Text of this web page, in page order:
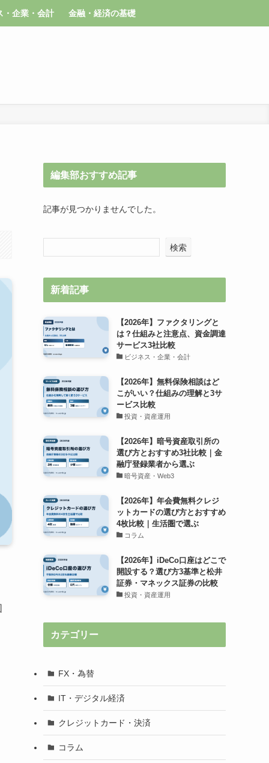
・企業・会計 金融・経済の基礎
編集部おすすめ記事
記事が見つかりませんでした。
検索
新着記事
【2026年】ファクタリングと
は？仕組みと注意点、資金調達
サービス3社比較
ビジネス・企業・会計
【2026年】無料保険相談はど
こがいい？仕組みの理解と3サ
ービス比較
投資・資産運用
【2026年】暗号資産取引所の
選び方とおすすめ3社比較｜金
融庁登録業者から選ぶ
暗号資産・Web3
【2026年】年会費無料クレジ
ットカードの選び方とおすすめ
4枚比較｜生活圏で選ぶ
コラム
【2026年】iDeCo口座はどこで
開設する？選び方3基準と松井
証券・マネックス証券の比較
投資・資産運用
カテゴリー
FX・為替
IT・デジタル経済
クレジットカード・決済
コラム